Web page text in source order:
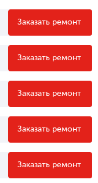
Заказать ремонт
Заказать ремонт
Заказать ремонт
Заказать ремонт
Заказать ремонт